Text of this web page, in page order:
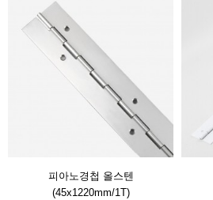
피아노경첩 올스텐
(45x1220mm/1T)